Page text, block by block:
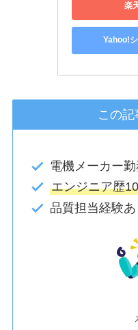
楽
Yahoo!
この記
電機メーカー勤
エンジニア歴
品質担当経験あ